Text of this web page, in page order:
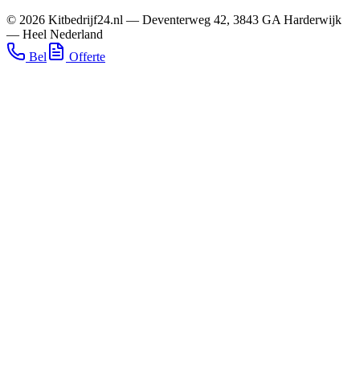
© 2026 Kitbedrijf24.nl — Deventerweg 42, 3843 GA Harderwijk
— Heel Nederland
Bel
Offerte